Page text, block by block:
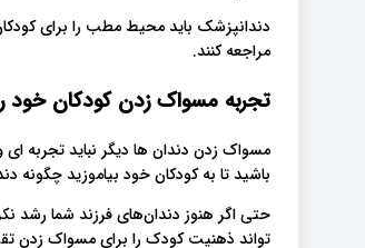
دندانپزشک باید محیط مطب را برای
مراجعه کنند.
تجربه مسواک زدن کودکان خود
مسواک زدن دندان ها دیگر نباید تجربه
باشید تا به کودکان خود بیاموزید چگونه
حتی اگر هنوز دندان‌های فرزند شما رشد
تواند ذهنیت کودک را برای مسواک زدن